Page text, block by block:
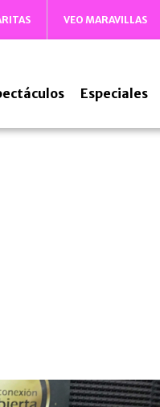
VEO MARAVILLAS
Especiales